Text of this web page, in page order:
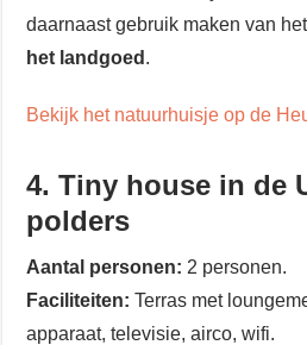
daarnaast gebruik maken van het
het landgoed .
Bekijk het natuurhuisje op de
4. Tiny house in de
polders
Aantal personen: 2 personen.
Faciliteiten: Terras met
apparaat, televisie, airco, wifi.